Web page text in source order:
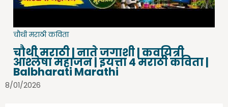
चौथी मराठी कविता
चौथी मराठी | नाते जगाशी | कवयित्री
आश्लेषा महाजन | इयत्ता 4 मराठी कविता |
Balbharati Marathi
8/01/2026